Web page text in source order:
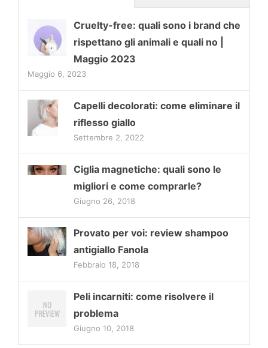
Cruelty-free: quali sono i brand che
rispettano gli animali e quali no |
Maggio 2023
Maggio 6, 2023
Capelli decolorati: come eliminare il
riflesso giallo
Settembre 2, 2022
Ciglia magnetiche: quali sono le
migliori e come comprarle?
Giugno 26, 2018
Provato per voi: review shampoo
antigiallo Fanola
Febbraio 18, 2018
Peli incarniti: come risolvere il
problema
Giugno 10, 2018